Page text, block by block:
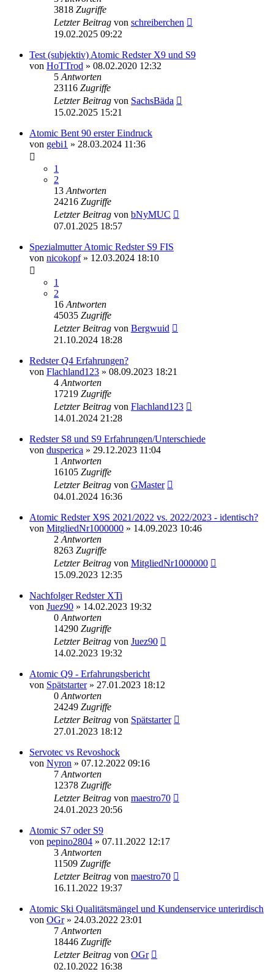
3818 Zugriffe
Letzter Beitrag von schreiberchen
19.02.2025 09:22
Test (subjektiv) Atomic Redster X9 und S9
von HoTTrod » 08.02.2020 12:32
5 Antworten
23116 Zugriffe
Letzter Beitrag von SachsBäda
15.02.2025 15:21
Atomic Bent 90 erster Eindruck
von gebi1 » 28.03.2024 11:36
1
2
13 Antworten
24216 Zugriffe
Letzter Beitrag von bNyMUC
07.01.2025 18:57
Spezialmutter Atomic Redster S9 FIS
von nicokopf» 12.03.2024 18:10
1
2
16 Antworten
45035 Zugriffe
Letzter Beitrag von Bergwuid
21.10.2024 18:28
Redster Q4 Erfahrungen?
von Flachland123 » 08.09.2023 18:21
4 Antworten
17219 Zugriffe
Letzter Beitrag von Flachland123
14.01.2024 21:28
Redster S8 und S9 Erfahrungen/Unterschiede
von dusperica » 29.12.2023 11:04
1 Antworten
16105 Zugriffe
Letzter Beitrag von GMaster
04.01.2024 16:36
Atomic Redster X9S 2021/2022 vs. 2022/2023 - identisch?
von MitgliedNr1000000 » 14.09.2023 10:46
2 Antworten
8263 Zugriffe
Letzter Beitrag von MitgliedNr1000000
15.09.2023 12:35
Nachfolger Redster XTi
von Juez90 » 14.02.2023 19:32
0 Antworten
14290 Zugriffe
Letzter Beitrag von Juez90
14.02.2023 19:32
Atomic Q9 - Erfahrungsbericht
von Spätstarter» 27.01.2023 18:12
0 Antworten
24249 Zugriffe
Letzter Beitrag von Spätstarter
27.01.2023 18:12
Servotec vs Revoshock
von Nyron » 07.12.2022 09:16
7 Antworten
12378 Zugriffe
Letzter Beitrag von maestro70
24.01.2023 20:56
Atomic S7 oder S9
von pepino2804 » 07.11.2022 12:17
3 Antworten
11509 Zugriffe
Letzter Beitrag von maestro70
16.11.2022 19:37
Atomic Ski Qualitätsmängel und Kundenservice unterirdisch
von OGr» 24.03.2022 23:01
7 Antworten
18446 Zugriffe
Letzter Beitrag von OGr
02.10.2022 16:38